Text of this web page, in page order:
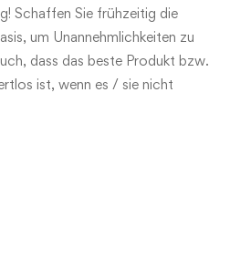
Schaffen Sie frühzeitig die
um Unannehmlichkeiten zu
dass das beste Produkt bzw.
ist, wenn es / sie nicht